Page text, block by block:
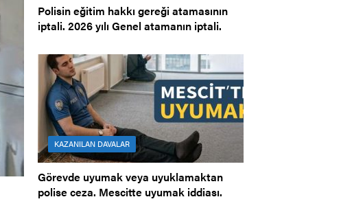
Polisin eğitim hakkı gereği atamasının
iptali. 2026 yılı Genel atamanın iptali.
KAZANILAN DAVALAR
Görevde uyumak veya uyuklamaktan
polise ceza. Mescitte uyumak iddiası.